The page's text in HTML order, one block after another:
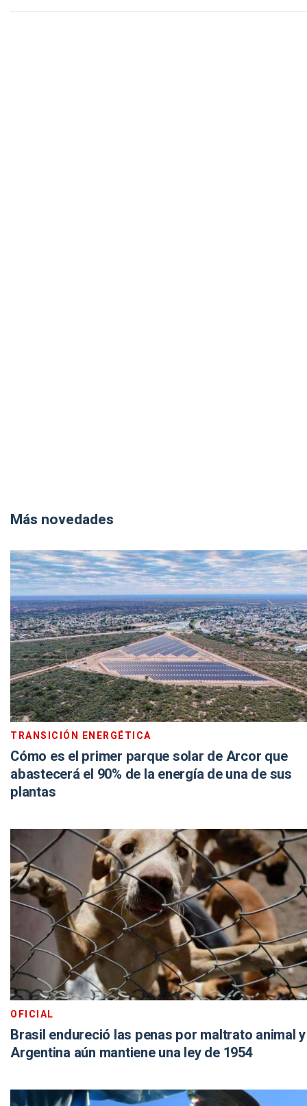
Más novedades
TRANSICIÓN ENERGÉTICA
Cómo es el primer parque solar de Arcor que
abastecerá el 90% de la energía de una de sus
plantas
OFICIAL
Brasil endureció las penas por maltrato animal y
Argentina aún mantiene una ley de 1954